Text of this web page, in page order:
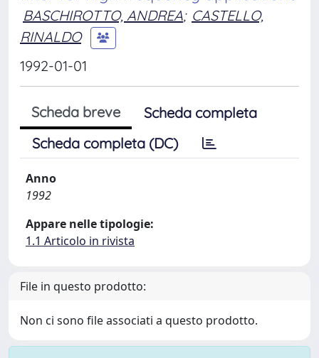
BASCHIROTTO, ANDREA; CASTELLO,
RINALDO
1992-01-01
Scheda breve
Scheda completa
Scheda completa (DC)
Anno
1992
Appare nelle tipologie:
1.1 Articolo in rivista
File in questo prodotto:
Non ci sono file associati a questo prodotto.